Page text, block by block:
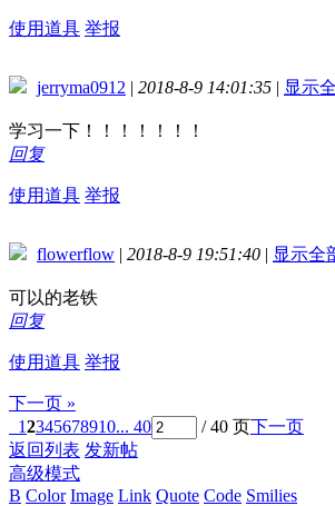
使用道具 举报
jerryma0912 | 2018-8-9 14:01:35 | 显示
学习一下！！！！！！！
回复
使用道具 举报
flowerflow | 2018-8-9 19:51:40 | 显示全
可以的老铁
回复
使用道具 举报
下一页 »
12345678910... 40 / 40 页下一页
返回列表 发新帖
高级模式
B Color Image Link Quote Code Smilies